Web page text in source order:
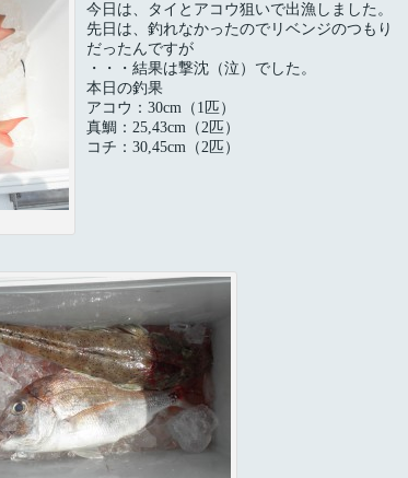
今日は、タイとアコウ狙いで出漁しました。
先日は、釣れなかったのでリベンジのつもり
だったんですが
・・・結果は撃沈（泣）でした。
本日の釣果
アコウ：30cm（1匹）
真鯛：25,43cm（2匹）
コチ：30,45cm（2匹）